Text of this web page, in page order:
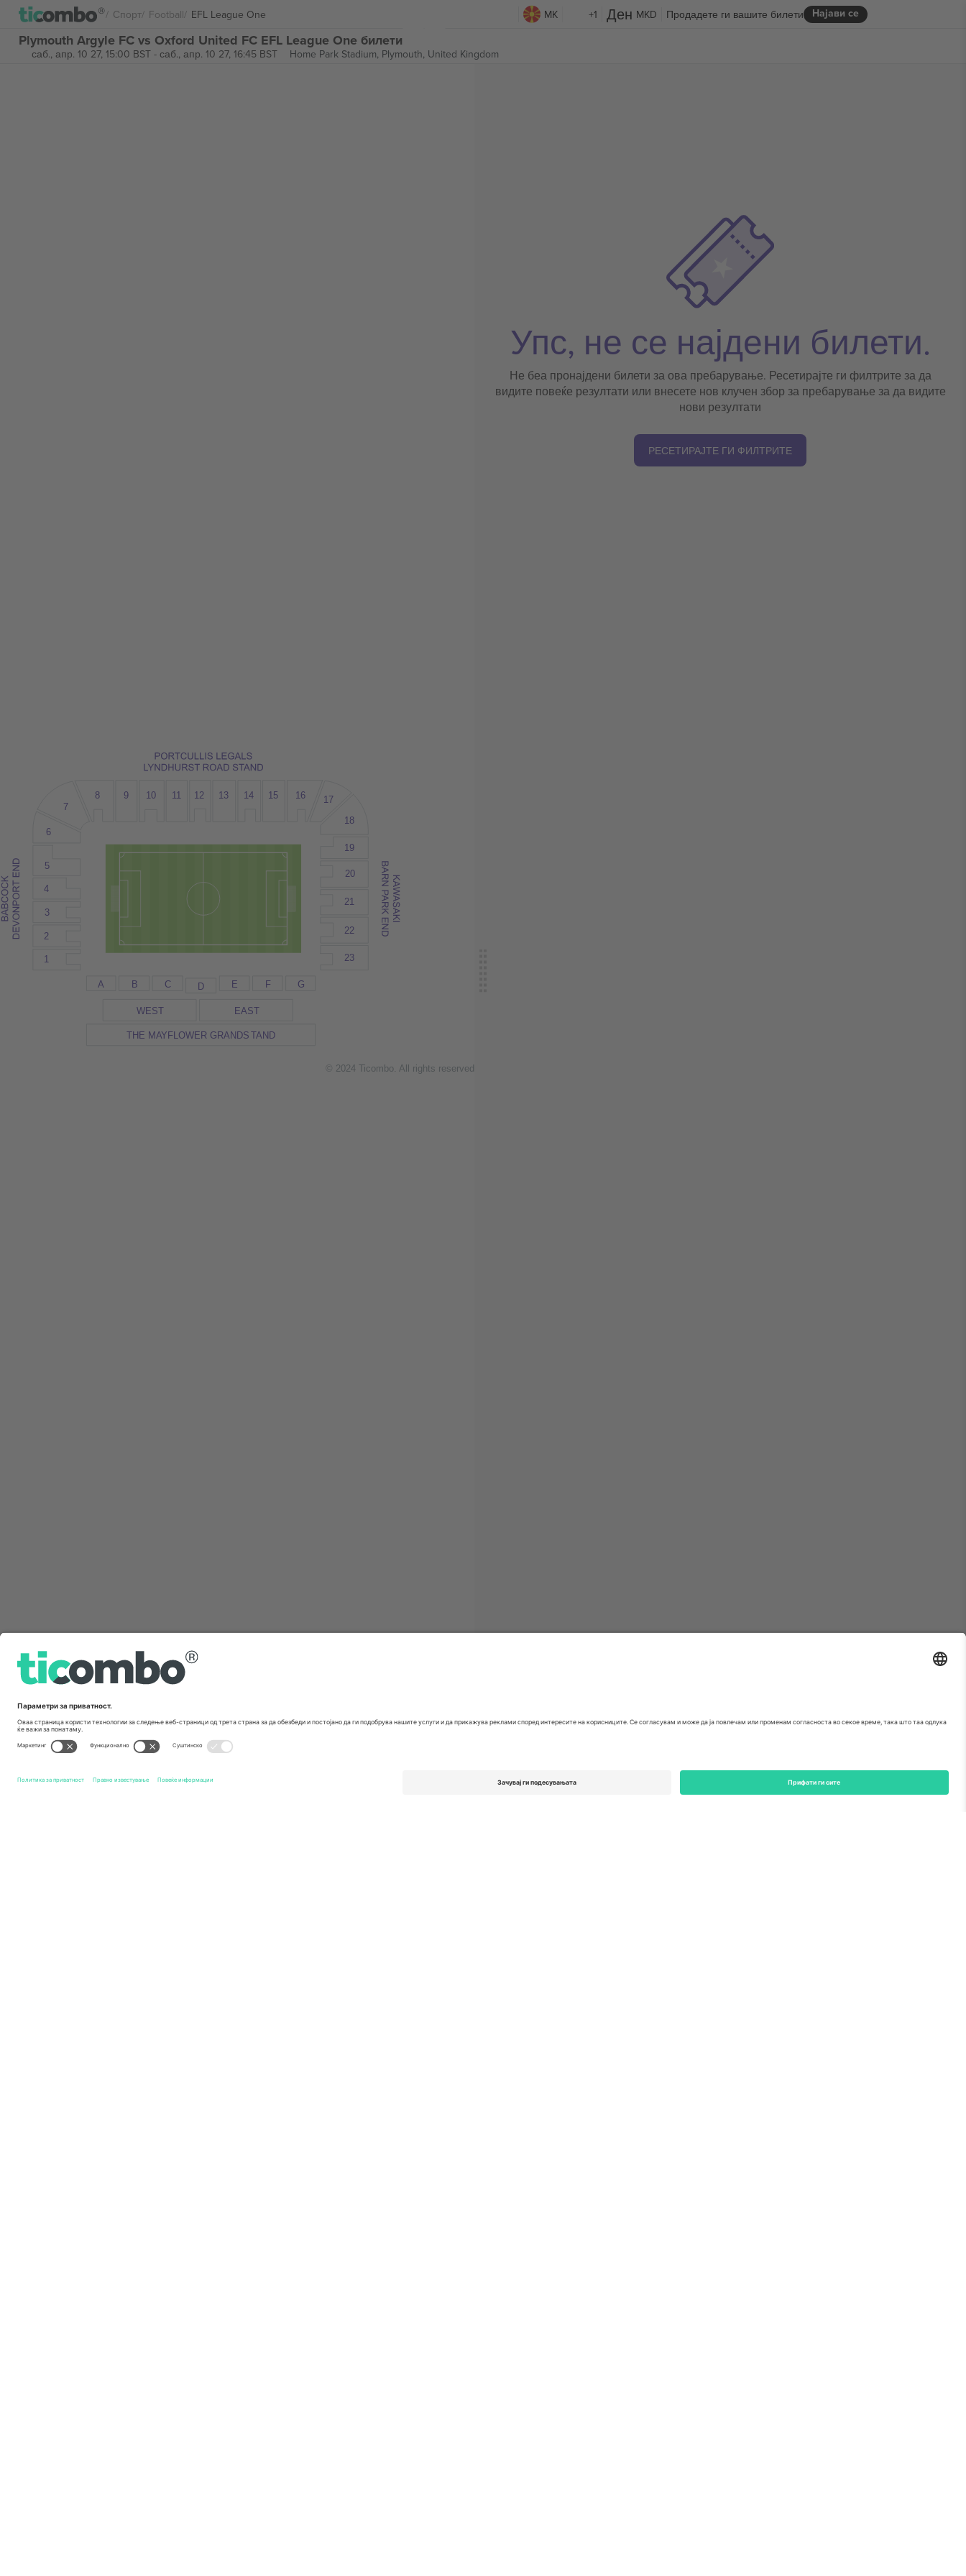
Спорт Football EFL League One MK +1 MKD Најави се
Продадете ги вашите билети
Plymouth Argyle FC vs Oxford United FC EFL League One билети
саб., апр. 10 27, 15:00 BST- саб., апр. 10 27, 16:45 BST Home Park Stadium, Plymouth, United Kingdom
6
1
2
3
4
5
18
19
20
21
22
23
7
8 9 10 11 12 13 14 15 16 17
A B C D E F G
WEST EAST
THE MAYFLOWER GRANDSTAND
© 2024 Ticombo. All rights reserved
Упс, не се најдени билети.
Не беа пронајдени билети за ова пребарување. Ресетирајте ги филтрите за да
видите повеќе резултати или внесете нов клучен збор за пребарување за да видите
нови резултати
РЕСЕТИРАЈТЕ ГИ ФИЛТРИТЕ